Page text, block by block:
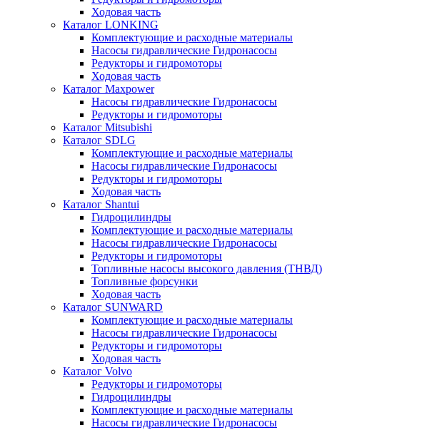
Ходовая часть
Каталог LONKING
Комплектующие и расходные материалы
Насосы гидравлические Гидронасосы
Редукторы и гидромоторы
Ходовая часть
Каталог Maxpower
Насосы гидравлические Гидронасосы
Редукторы и гидромоторы
Каталог Mitsubishi
Каталог SDLG
Комплектующие и расходные материалы
Насосы гидравлические Гидронасосы
Редукторы и гидромоторы
Ходовая часть
Каталог Shantui
Гидроцилиндры
Комплектующие и расходные материалы
Насосы гидравлические Гидронасосы
Редукторы и гидромоторы
Топливные насосы высокого давления (ТНВД)
Топливные форсунки
Ходовая часть
Каталог SUNWARD
Комплектующие и расходные материалы
Насосы гидравлические Гидронасосы
Редукторы и гидромоторы
Ходовая часть
Каталог Volvo
Редукторы и гидромоторы
Гидроцилиндры
Комплектующие и расходные материалы
Насосы гидравлические Гидронасосы